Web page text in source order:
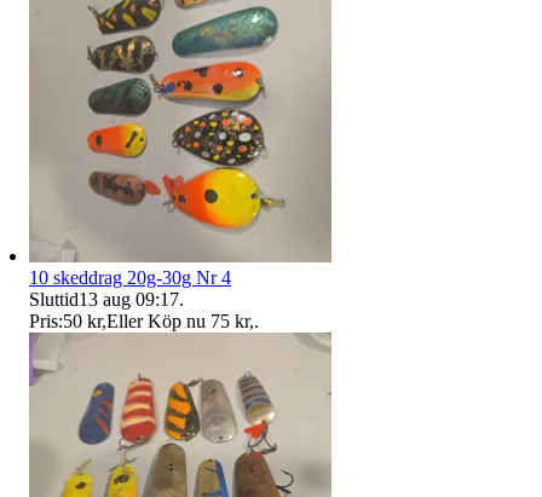
10 skeddrag 20g-30g Nr 4
Sluttid13 aug 09:17.
Pris:50 kr,Eller Köp nu 75 kr,.